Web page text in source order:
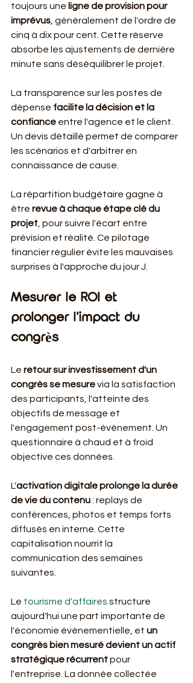
toujours une ligne de provision pour
imprévus, généralement de l'ordre de
cinq à dix pour cent. Cette réserve
absorbe les ajustements de dernière
minute sans déséquilibrer le projet.
La transparence sur les postes de
dépense facilite la décision et la
confiance entre l'agence et le client.
Un devis détaillé permet de comparer
les scénarios et d'arbitrer en
connaissance de cause.
La répartition budgétaire gagne à
être revue à chaque étape clé du
projet, pour suivre l'écart entre
prévision et réalité. Ce pilotage
financier régulier évite les mauvaises
surprises à l'approche du jour J.
Mesurer le ROI et
prolonger l'impact du
congrès
Le retour sur investissement d'un
congrès se mesure via la satisfaction
des participants, l'atteinte des
objectifs de message et
l'engagement post-événement. Un
questionnaire à chaud et à froid
objective ces données.
L'activation digitale prolonge la durée
de vie du contenu : replays de
conférences, photos et temps forts
diffusés en interne. Cette
capitalisation nourrit la
communication des semaines
suivantes.
Le tourisme d'affaires structure
aujourd'hui une part importante de
l'économie événementielle, et un
congrès bien mesuré devient un actif
stratégique récurrent pour
l'entreprise. La donnée collectée